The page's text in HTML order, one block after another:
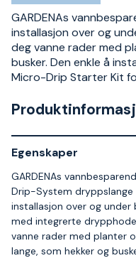
GARDENAs
installasjon over og
deg vanne rader med
busker. Den enkle å
Micro-Drip Starter Kit
Egenskaper
GARDENAs
Drip-System dryppslange
installasjon over og under
med integrerte
vanne rader med planter
lange, som hekker og